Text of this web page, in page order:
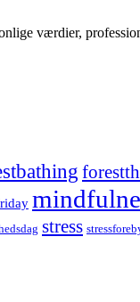
værdier,
stress